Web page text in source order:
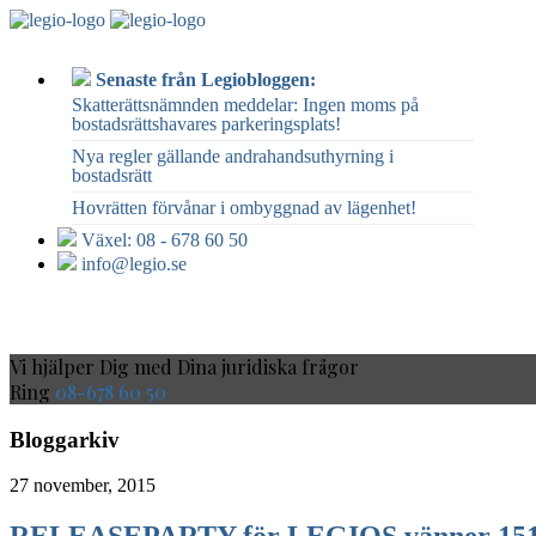
Senaste från Legiobloggen:
Skatterättsnämnden meddelar: Ingen moms på
bostadsrättshavares parkeringsplats!
Nya regler gällande andrahandsuthyrning i
bostadsrätt
Hovrätten förvånar i ombyggnad av lägenhet!
Växel: 08 - 678 60 50
info@legio.se
Vi hjälper Dig med Dina juridiska frågor
Ring 08-678 60 50
Bloggarkiv
27 november, 2015